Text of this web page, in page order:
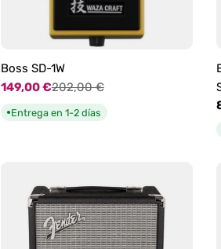
Boss SD-1W
Precio
de
oferta
149,00 €
Precio
habitual
202,00 €
●Entrega en 1-2 días